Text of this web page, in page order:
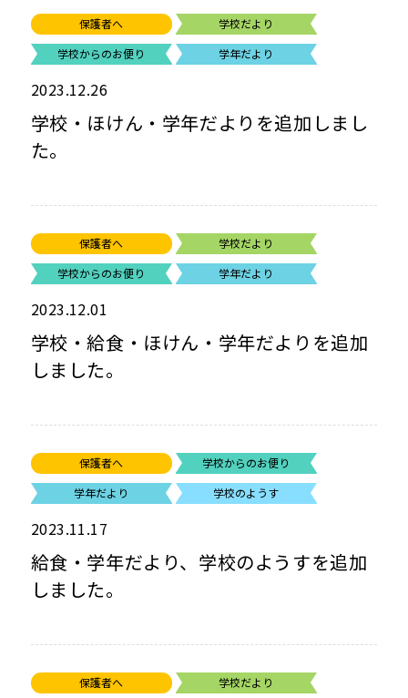
保護者へ
学校だより
学校からのお便り
学年だより
2023.12.26
学校・ほけん・学年だよりを追加しまし
た。
保護者へ
学校だより
学校からのお便り
学年だより
2023.12.01
学校・給食・ほけん・学年だよりを追加
しました。
保護者へ
学校からのお便り
学年だより
学校のようす
2023.11.17
給食・学年だより、学校のようすを追加
しました。
保護者へ
学校だより